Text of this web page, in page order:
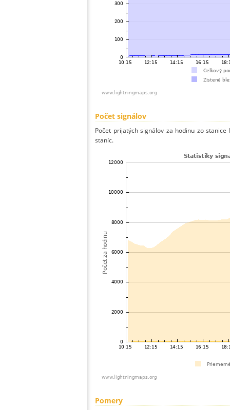
Počet signálov
Počet prijatých signálov za hodinu zo
staníc.
Pomery